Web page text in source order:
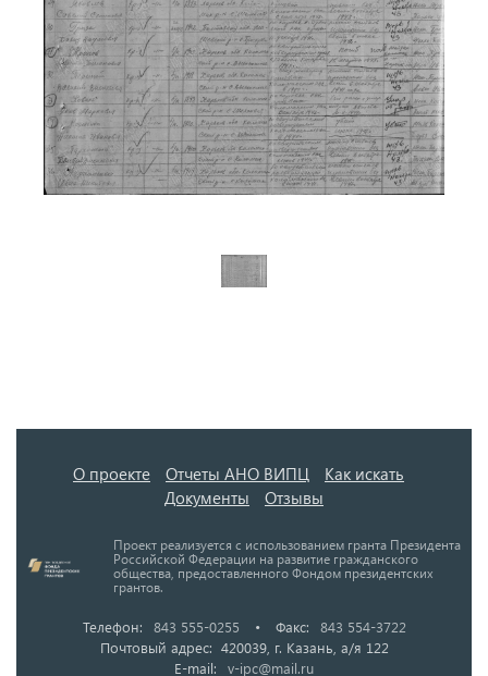
О проекте Отчеты АНО ВИПЦ
Как искать
Документы
Отзывы
Проект реализуется с использованием гранта Президента
Российской Федерации на развитие гражданского
общества, предоставленного Фондом президентских
грантов.
Телефон: 843 555-0255 • Факс:
843 554-3722
Почтовый адрес: 420039, г. Казань, а/я 122
E-mail:
v-ipc@mail.ru